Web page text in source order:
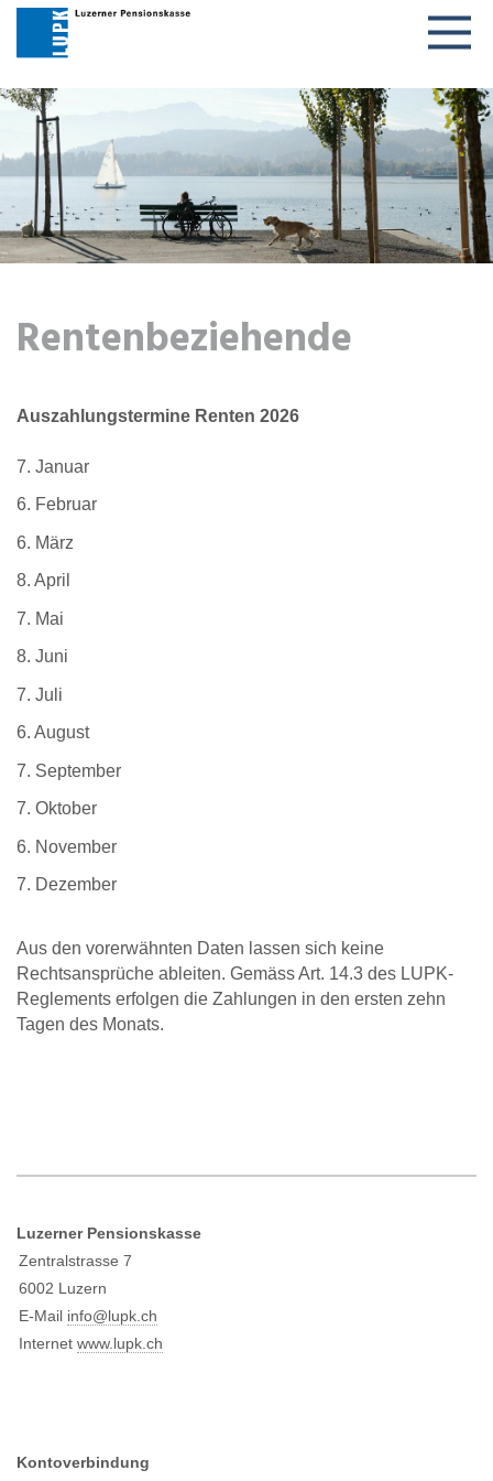
Rentenbeziehende
Auszahlungstermine Renten 2026
7. Januar
6. Februar
6. März
8. April
7. Mai
8. Juni
7. Juli
6. August
7. September
7. Oktober
6. November
7. Dezember
Aus den vorerwähnten Daten lassen sich keine
Rechtsansprüche ableiten. Gemäss Art. 14.3 des LUPK-
Reglements erfolgen die Zahlungen in den ersten zehn
Tagen des Monats.
Luzerner Pensionskasse
Zentralstrasse 7
6002 Luzern
E-Mail info@lupk.ch
Internet www.lupk.ch
Kontoverbindung